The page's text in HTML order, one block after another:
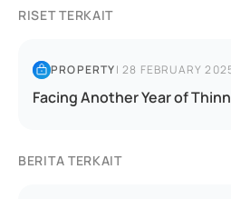
RISET TERKAIT
PROPERTY|28 FEBRUARY
Facing Another Year of
BERITA TERKAIT